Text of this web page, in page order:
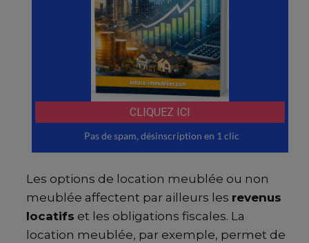
Les options de location meublée ou non
meublée affectent par ailleurs les revenus
locatifs et les obligations fiscales. La
location meublée, par exemple, permet de